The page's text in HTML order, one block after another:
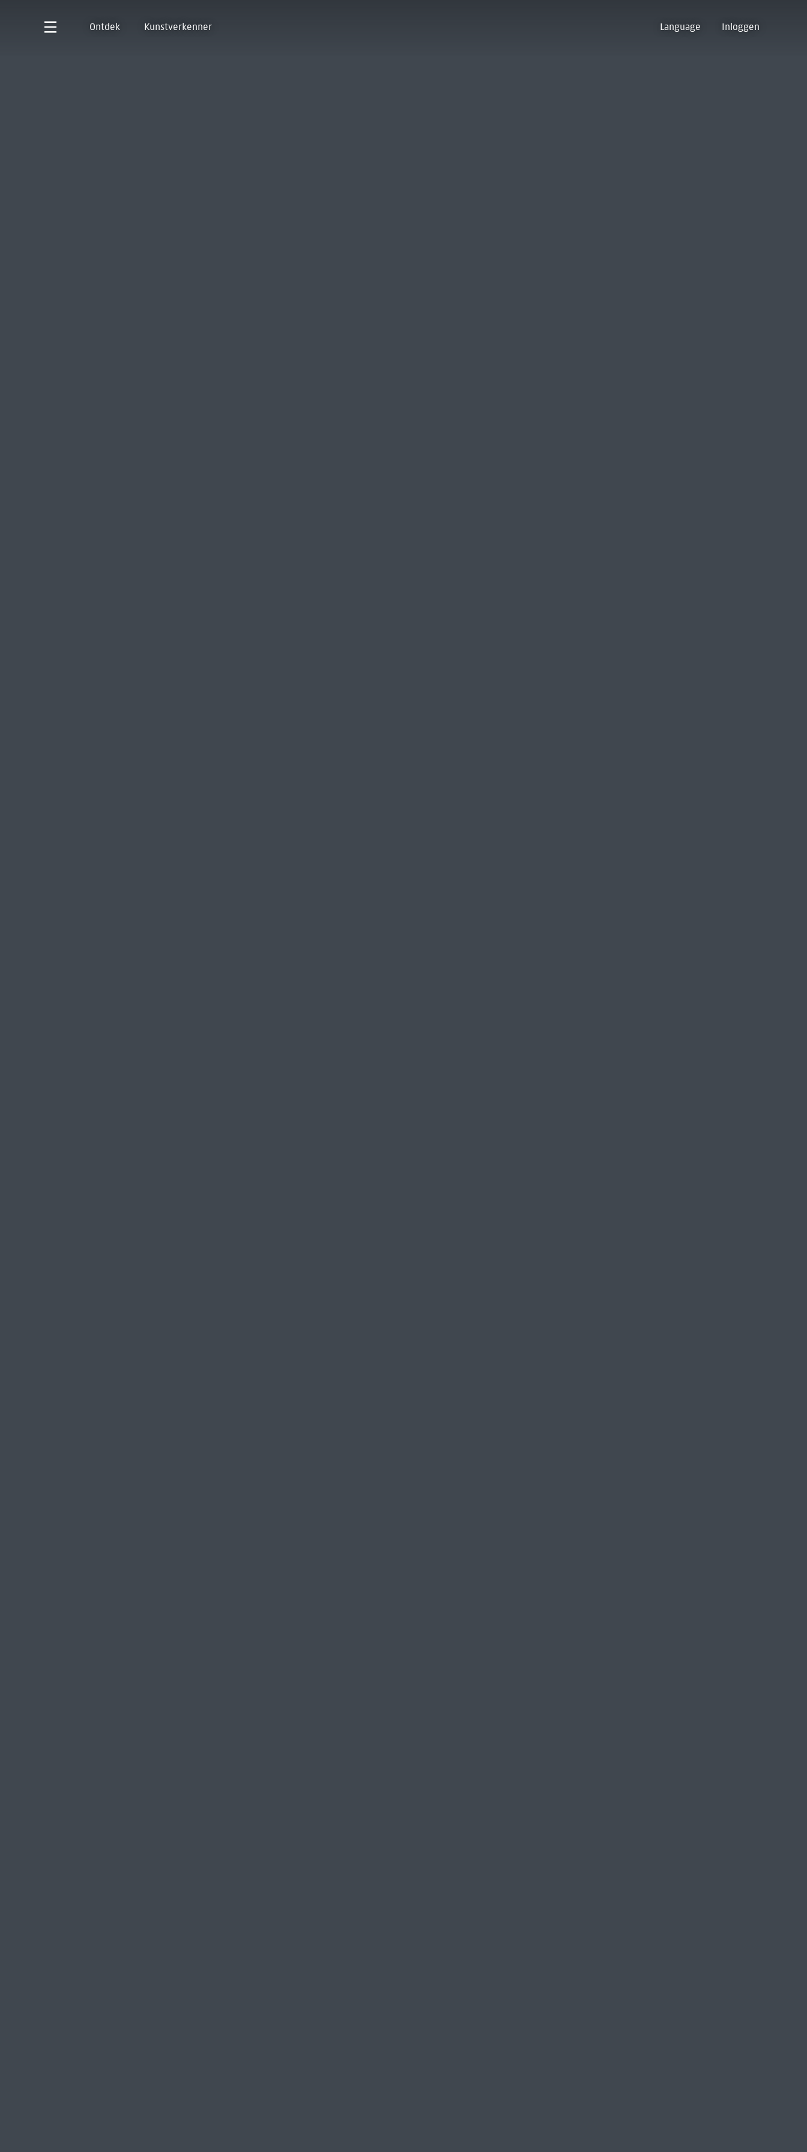
Ontdek Kunstverkenner Language Inloggen